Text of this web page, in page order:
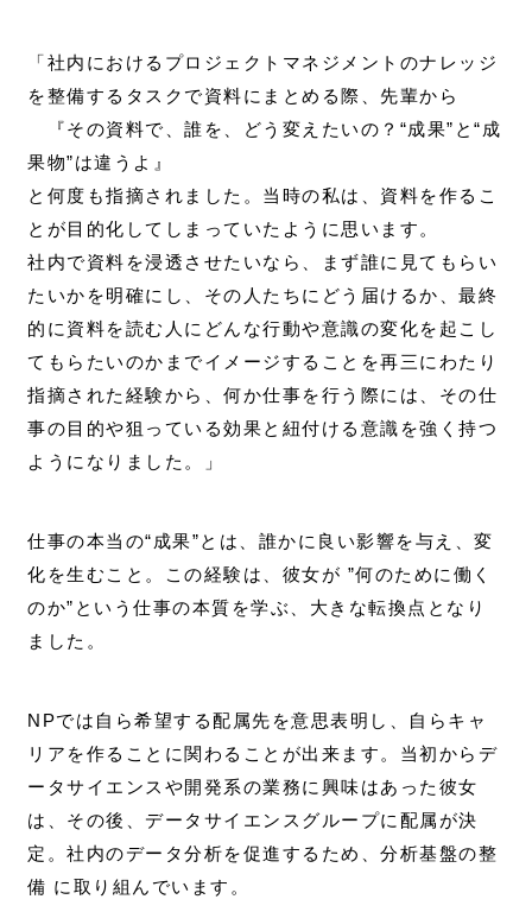
「社内におけるプロジェクトマネジメントのナレッジ
を整備するタスクで資料にまとめる際、先輩から
『その資料で、誰を、どう変えたいの？“成果”と“成
果物”は違うよ』
と何度も指摘されました。当時の私は、資料を作るこ
とが目的化してしまっていたように思います。
社内で資料を浸透させたいなら、まず誰に見てもらい
たいかを明確にし、その人たちにどう届けるか、最終
的に資料を読む人にどんな行動や意識の変化を起こし
てもらたいのかまでイメージすることを再三にわたり
指摘された経験から、何か仕事を行う際には、その仕
事の目的や狙っている効果と紐付ける意識を強く持つ
ようになりました。」
仕事の本当の“成果”とは、誰かに良い影響を与え、変
化を生むこと。この経験は、彼女が ”何のために働く
のか”という仕事の本質を学ぶ、大きな転換点となり
ました。
NPでは自ら希望する配属先を意思表明し、自らキャ
リアを作ることに関わることが出来ます。当初からデ
ータサイエンスや開発系の業務に興味はあった彼女
は、その後、データサイエンスグループに配属が決
定。社内のデータ分析を促進するため、分析基盤の整
備 に取り組んでいます。